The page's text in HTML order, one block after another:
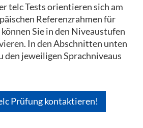
telc Tests orientieren sich am
Referenzrahmen für
können Sie in den Niveaustufen
In den Abschnitten unten
den jeweiligen Sprachniveaus
Prüfung kontaktieren!